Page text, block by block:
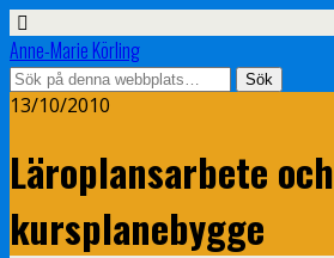
Anne-Marie Körling
13/10/2010
Läroplansarbete och
kursplanebygge